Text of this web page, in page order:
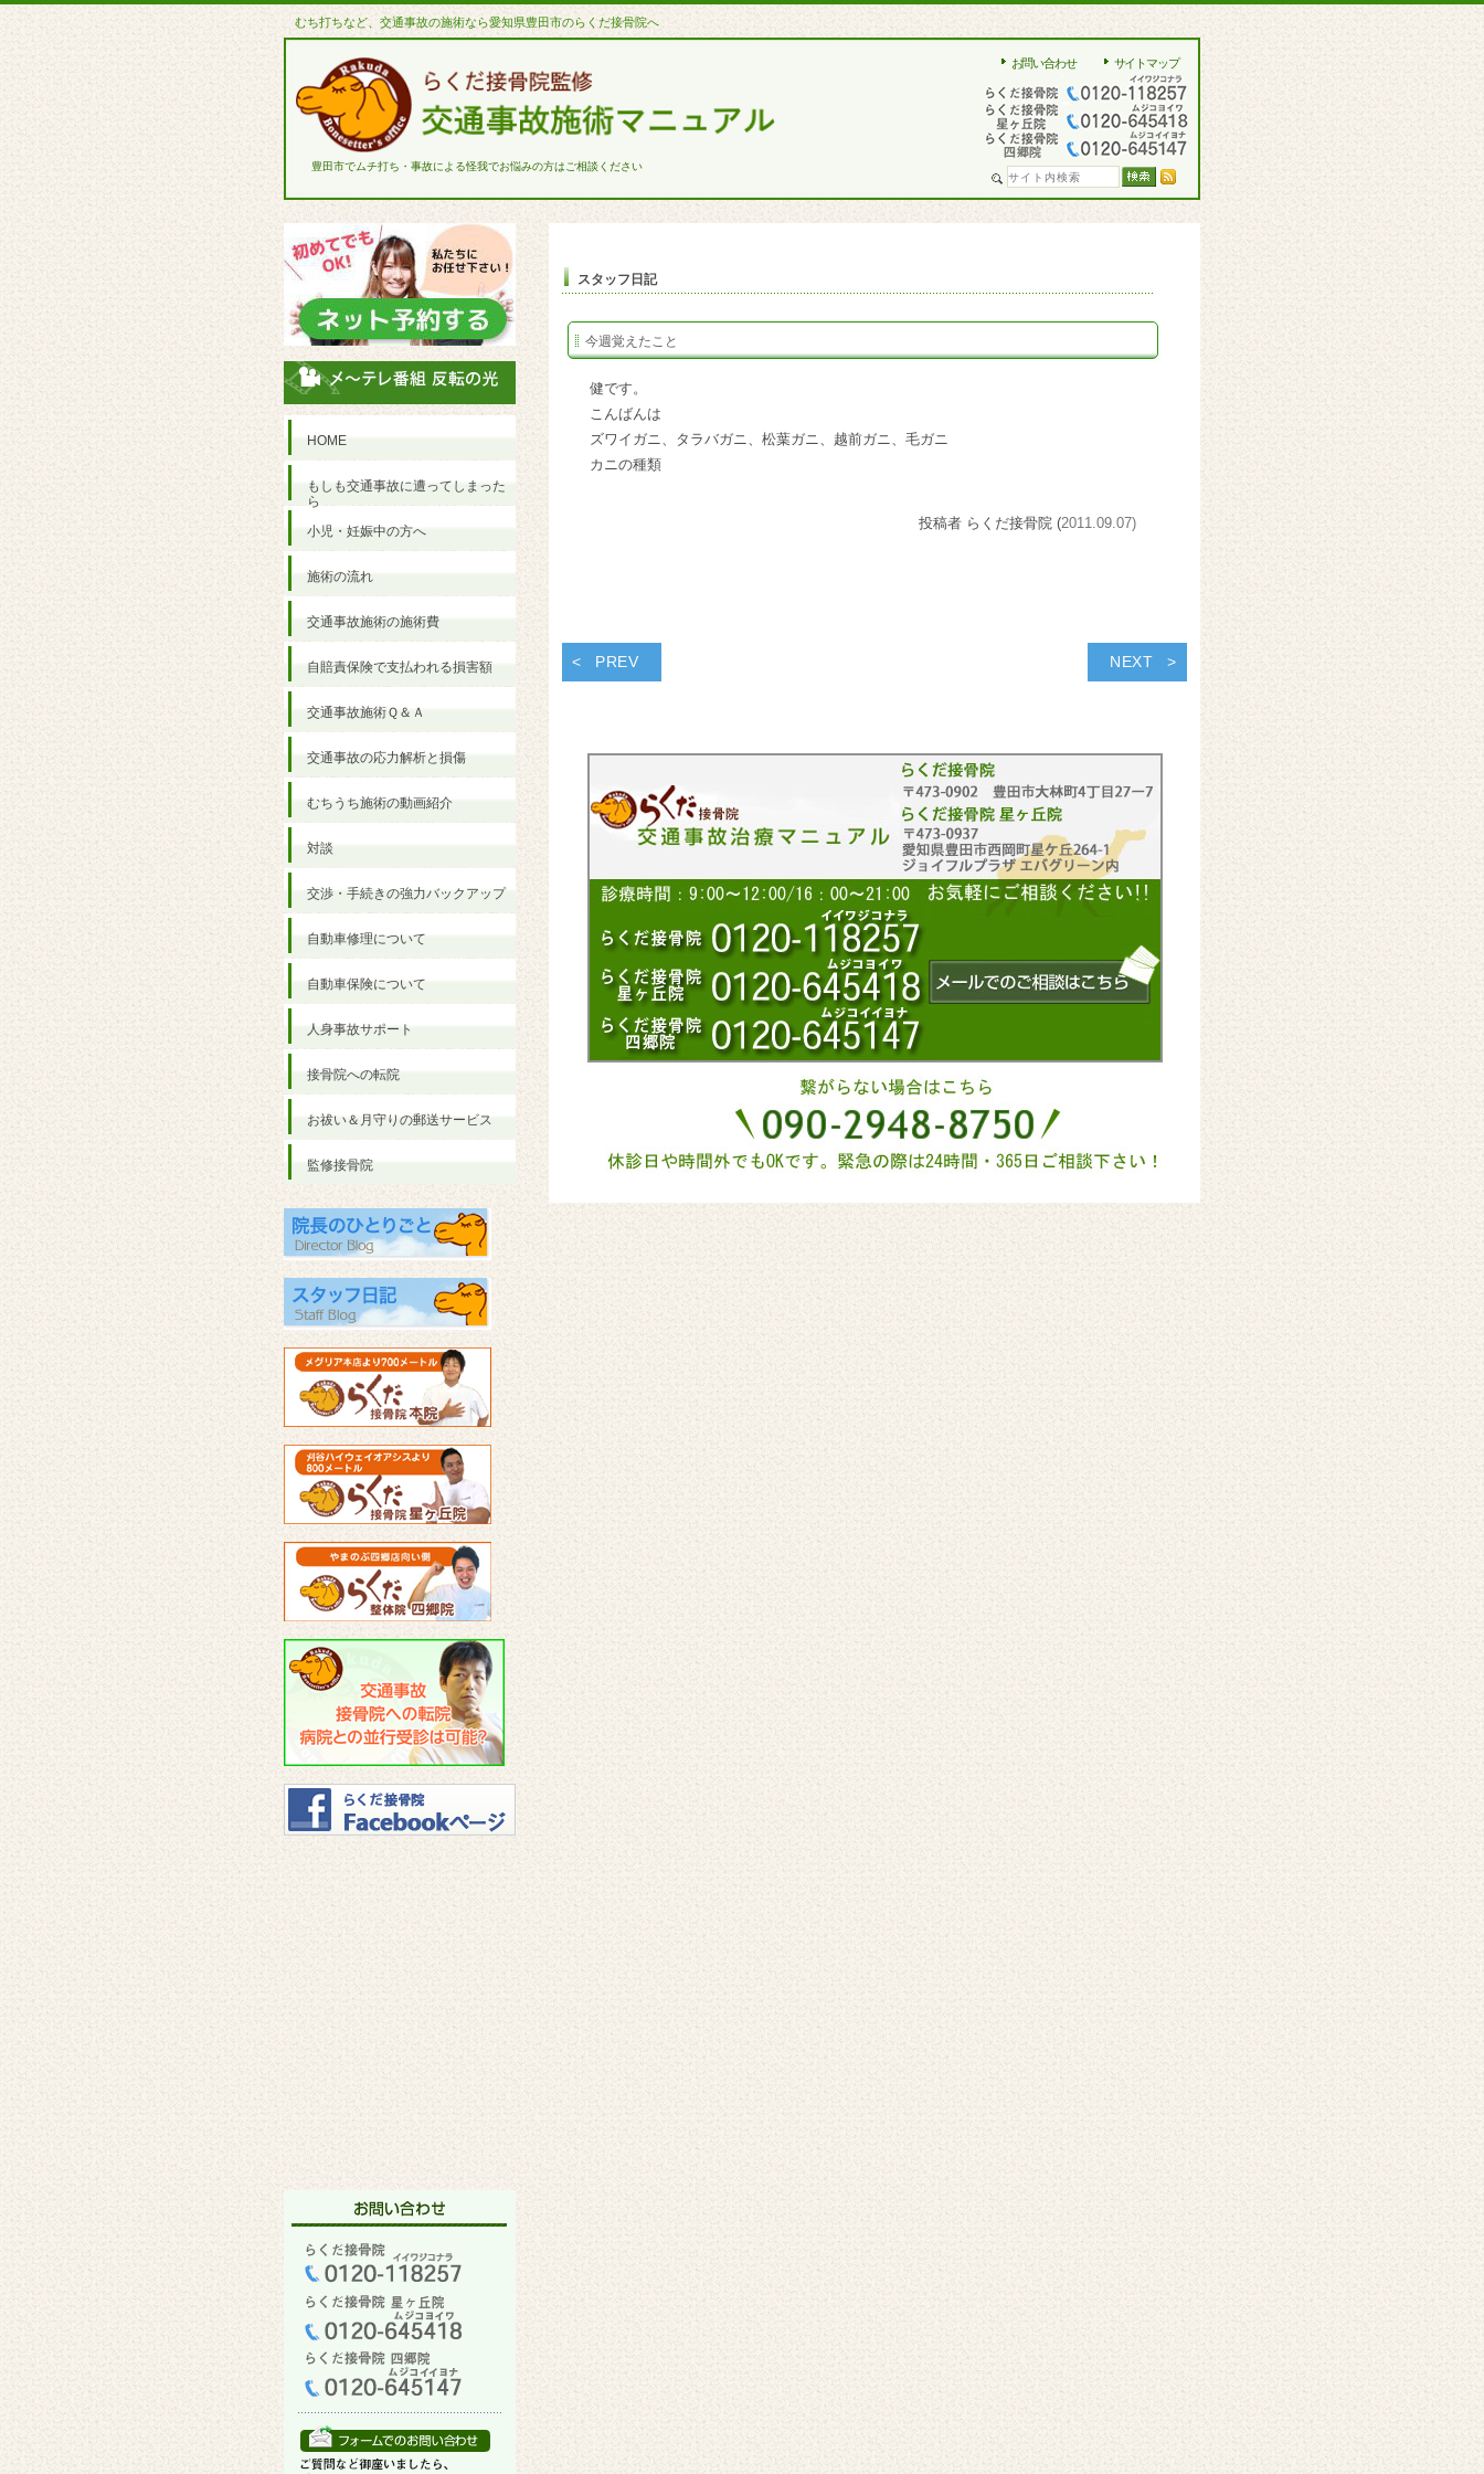
むち打ちなど、交通事故の施術なら愛知県豊田市のらくだ接骨院へ
豊田市でムチ打ち・事故による怪我でお悩みの方はご相談ください
お問い合わせ サイトマップ
スタッフ日記
今週覚えたこと
健です。
こんばんは
ズワイガニ、タラバガニ、松葉ガニ、越前ガニ、毛ガニ
カニの種類
投稿者 らくだ接骨院 (2011.09.07)
PREV NEXT
HOME
もしも交通事故に遭ってしまった
ら
小児・妊娠中の方へ
施術の流れ
交通事故施術の施術費
自賠責保険で支払われる損害額
交通事故施術Ｑ＆Ａ
交通事故の応力解析と損傷
むちうち施術の動画紹介
対談
交渉・手続きの強力バックアップ
自動車修理について
自動車保険について
人身事故サポート
接骨院への転院
お祓い＆月守りの郵送サービス
監修接骨院